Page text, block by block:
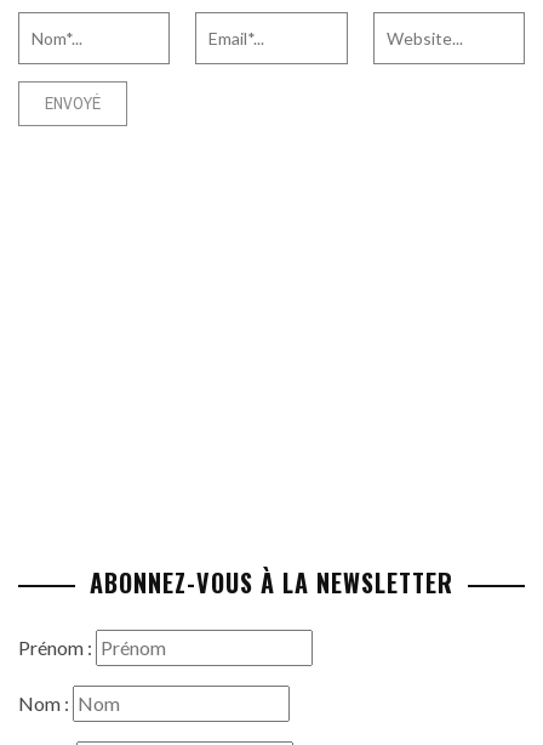
ABONNEZ-VOUS À LA NEWSLETTER
Prénom :
Nom :